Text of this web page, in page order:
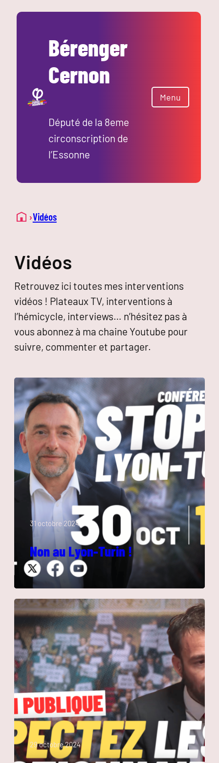
Bérenger
Cernon
Député de la 8eme
circonscription de
l’Essonne
Menu
›Vidéos
Vidéos
Retrouvez ici toutes mes interventions
vidéos ! Plateaux TV, interventions à
l’hémicycle, interviews… n’hésitez pas à
vous abonnez à ma chaine Youtube pour
suivre, commenter et partager.
31 octobre 2024
Non au Lyon-Turin !
29 octobre 2024